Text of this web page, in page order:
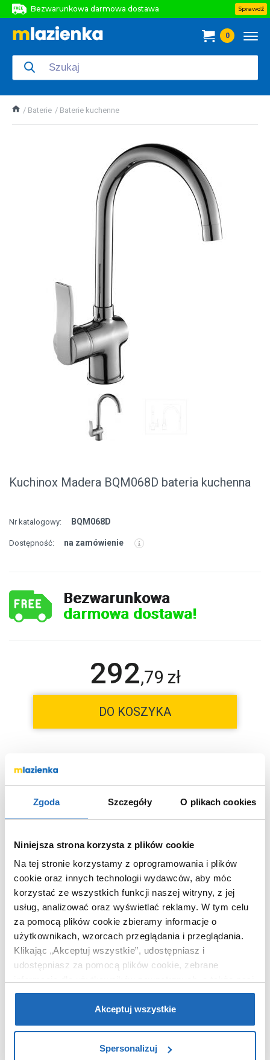
Zgoda Szczegóły O plikach cookies
Niniejsza strona korzysta z plików cookie
Na tej stronie korzystamy z oprogramowania i plików
cookie oraz innych technologii wydawców, aby móc
korzystać ze wszystkich funkcji naszej witryny, z jej
usług, analizować oraz wyświetlać reklamy. W tym celu
za pomocą plików cookie zbieramy informacje o
użytkownikach, wzorcach przeglądania i przeglądania.
Klikając „Akceptuj wszystkie”, udostępniasz i
udostępniasz za pomocą plików cookie, zebrane
partnerzy reklamowi.Jeśli chcesz, włącz „Tylko
wymagane pliki cookie”.Pamiętaj jednak, że
zablokowane niektóre pliki cookie mogą mieć wpływ na
Akceptuj wszystkie
Spersonalizuj
Bezwarunkowa darmowa dostawa
Bezwarunkowa darmowa dostawa
Sprawdź
0
Baterie Baterie kuchenne
Kuchinox Madera BQM068D bateria kuchenna
Nr katalogowy: BQM068D
Dostępność: na zamówienie
Bezwarunkowa
darmowa dostawa!
292,79 zł
DO KOSZYKA
Wybierz wariant:
Kolor chrom
OPIS PRODUKTU
Marka
Kuchinox
Seria
Madera
Nr katalogowy
BQM068D
Montaż
stojąca
nie